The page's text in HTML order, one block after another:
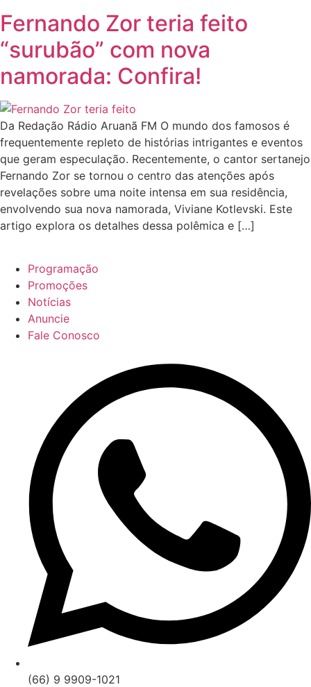
Fernando Zor teria feito
“surubão” com nova
namorada: Confira!
Da Redação Rádio Aruanã FM O mundo dos famosos é
frequentemente repleto de histórias intrigantes e eventos
que geram especulação. Recentemente, o cantor sertanejo
Fernando Zor se tornou o centro das atenções após
revelações sobre uma noite intensa em sua residência,
envolvendo sua nova namorada, Viviane Kotlevski. Este
artigo explora os detalhes dessa polêmica e […]
Programação
Promoções
Notícias
Anuncie
Fale Conosco
(66) 9 9909-1021